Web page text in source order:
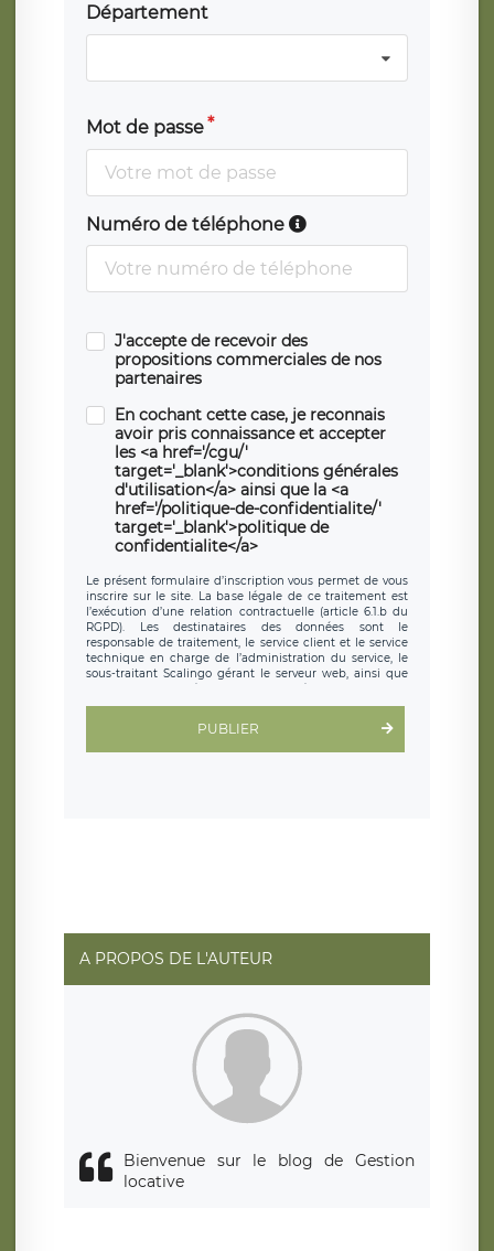
Département
Mot de passe
Numéro de téléphone
J'accepte de recevoir des
propositions commerciales de nos
partenaires
En cochant cette case, je reconnais
avoir pris connaissance et accepter
les <a href='/cgu/'
target='_blank'>conditions générales
d'utilisation</a> ainsi que la <a
href='/politique-de-confidentialite/'
target='_blank'>politique de
confidentialite</a>
Le présent formulaire d’inscription vous permet de vous
inscrire sur le site. La base légale de ce traitement est
l’exécution d’une relation contractuelle (article 6.1.b du
RGPD). Les destinataires des données sont le
responsable de traitement, le service client et le service
technique en charge de l’administration du service, le
sous-traitant Scalingo gérant le serveur web, ainsi que
toute personne légalement autorisée. Le formulaire
d’inscription est hébergé sur un serveur hébergé par
clauses de
protection conformes au RGPD
. Les données collectées
sont conservées jusqu’à ce que l’Internaute en sollicite la
rue Léopold Sédar Senghor, joignable à l’adresse mail :
responsabledetraitement@legavox.fr. Vous avez
également le droit d’introduire une réclamation auprès
d’une autorité de contrôle.
PUBLIER
A PROPOS DE L'AUTEUR
Bienvenue sur le blog de Gestion
locative